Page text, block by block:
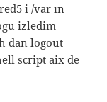
i /var ın
izledim
dan logout
script aix de